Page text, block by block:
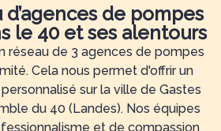
de pompes
le 40 et ses alentours
réseau de 3 agences de pompes
Cela nous permet d'offrir un
sur la ville de Gastes
du 40 (Landes). Nos équipes
et de compassion